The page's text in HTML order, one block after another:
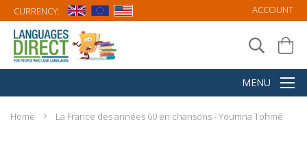
CURRENCY: ACCOUNT
Home La France des années 60 en chansons - Youmna Tohmé